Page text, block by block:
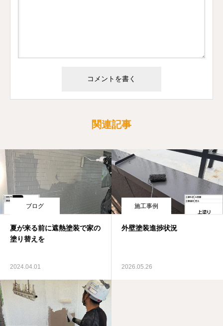
関連記事
ブログ
夏が来る前に遮熱塗装で家の
塗り替えを
2024.04.01
施工事例
外壁塗装進捗状況
2026.05.26